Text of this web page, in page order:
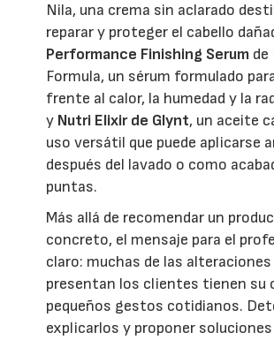
Nila, una crema sin aclarado
reparar y proteger el cabello
Performance Finishing Serum de
Formula, un sérum formulado
frente al calor, la humedad y la
y Nutri Elixir de Glynt, un aceite
uso versátil que puede aplicarse
después del lavado o como
puntas.
Más allá de recomendar un
concreto, el mensaje para el
claro: muchas de las alteraciones
presentan los clientes tienen su
pequeños gestos cotidianos.
explicarlos y proponer